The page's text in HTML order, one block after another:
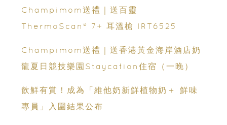
Champimom送禮｜送百靈
ThermoScan® 7+ 耳溫槍 IRT6525
Champimom送禮｜送香港黃金海岸酒店奶
龍夏日競技樂園Staycation住宿（一晚）
飲鮮有賞！成為「維他奶新鮮植物奶＋ 鮮味
專員」入圍結果公布